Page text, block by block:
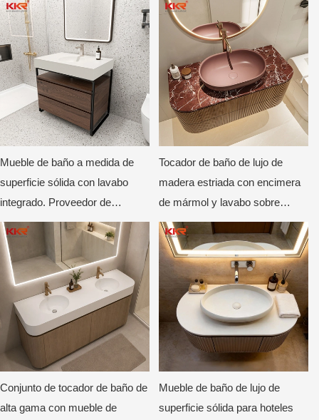
Mueble de baño a medida de
superficie sólida con lavabo
integrado. Proveedor de
muebles de baño de lujo para
hoteles.
Tocador de baño de lujo de
madera estriada con encimera
de mármol y lavabo sobre
encimera.
Conjunto de tocador de baño de
alta gama con mueble de
Mueble de baño de lujo de
superficie sólida para hoteles